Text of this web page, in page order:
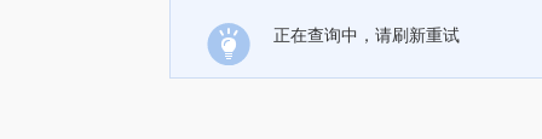
正在查询中，请刷新重试